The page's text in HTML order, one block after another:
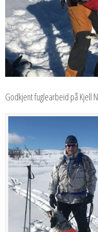
Godkjent fuglearbeid på Kjell